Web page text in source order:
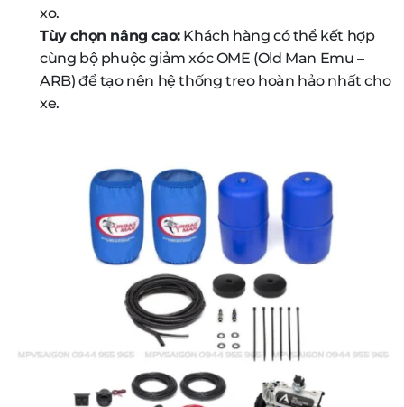
xo.
Tùy chọn nâng cao:Khách hàng có thể kết hợp
cùng bộ phuộc giảm xóc OME (Old Man Emu –
ARB) để tạo nên hệ thống treo hoàn hảo nhất cho
xe.